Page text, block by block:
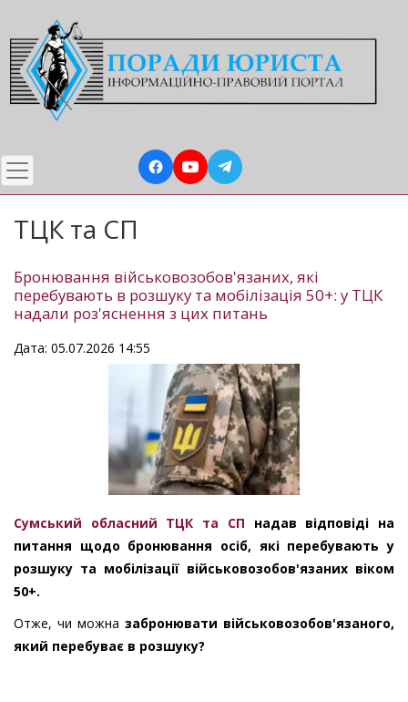
до
основного
вмісту
ТЦК та СП
Бронювання військовозобов'язаних, які
перебувають в розшуку та мобілізація 50+: у ТЦК
надали роз'яснення з цих питань
Дата: 05.07.2026 14:55
Сумський обласний ТЦК та СП
надав відповіді на
питання щодо бронювання осіб, які перебувають у
розшуку та мобілізації військовозобов'язаних віком
50+.
Отже, чи можна забронювати військовозобов'язаного,
який перебуває в розшуку?